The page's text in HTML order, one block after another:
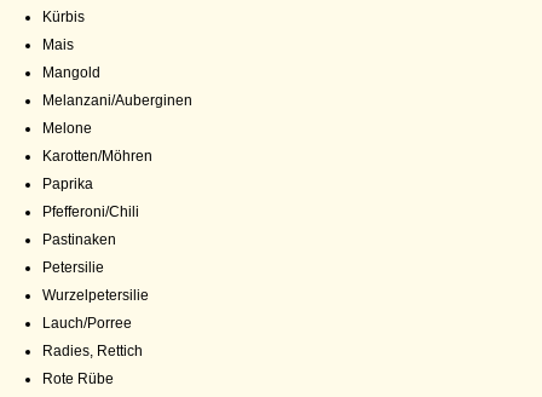
Kürbis
Mais
Mangold
Melanzani/Auberginen
Melone
Karotten/Möhren
Paprika
Pfefferoni/Chili
Pastinaken
Petersilie
Wurzelpetersilie
Lauch/Porree
Radies, Rettich
Rote Rübe